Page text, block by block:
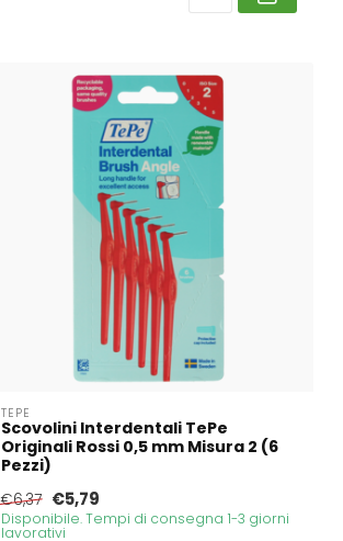
TEPE
Scovolini Interdentali TePe
Originali Rossi 0,5 mm Misura 2 (6
Pezzi)
€6,37 €5,79
Disponibile. Tempi di consegna 1-3 giorni
lavorativi